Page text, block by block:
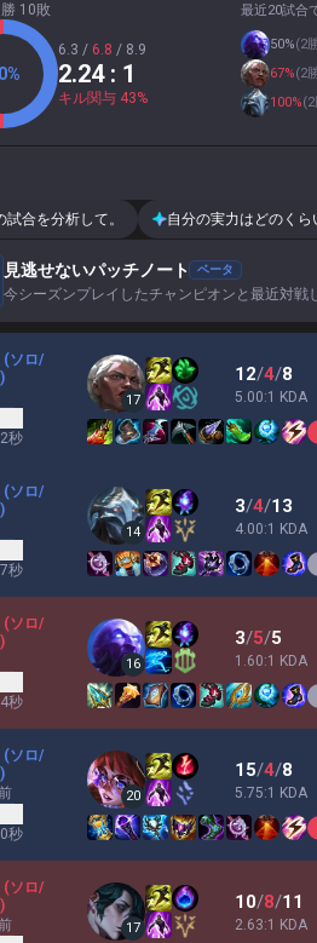
10敗
%
6.3 / 6.8 / 8.9
2.24: 1
キル関与 43%
最近20試合
50%(2
67%(2
100%(
試合を分析して。 自分の実力はどのくら
見逃せないパッチノート ベータ
今シーズンプレイしたチャンピオンと最近対戦
(ソロ/
秒
17
12/4/8
5.00:1 KDA
(ソロ/
秒
14
3/4/13
4.00:1 KDA
(ソロ/
秒
16
3/5/5
1.60:1 KDA
(ソロ/
秒
20
15/4/8
5.75:1 KDA
(ソロ/
17
10/8/11
2.63:1 KDA